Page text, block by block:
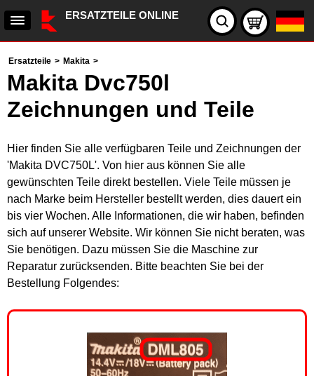
ERSATZTEILE ONLINE
Ersatzteile > Makita >
Makita Dvc750l
Zeichnungen und Teile
Hier finden Sie alle verfügbaren Teile und Zeichnungen der
'Makita DVC750L'. Von hier aus können Sie alle
gewünschten Teile direkt bestellen. Viele Teile müssen je
nach Marke beim Hersteller bestellt werden, dies dauert ein
bis vier Wochen. Alle Informationen, die wir haben, befinden
sich auf unserer Website. Wir können Sie nicht beraten, was
Sie benötigen. Dazu müssen Sie die Maschine zur
Reparatur zurücksenden. Bitte beachten Sie bei der
Bestellung Folgendes: